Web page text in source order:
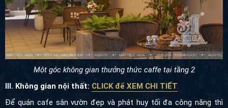
Một góc không gian thưởng thức caffe tại tầng 2
III. Không gian nội thất: CLICK để XEM CHI TIẾT
Để quán cafe sân vườn đẹp và phát huy tối đa công năng thì